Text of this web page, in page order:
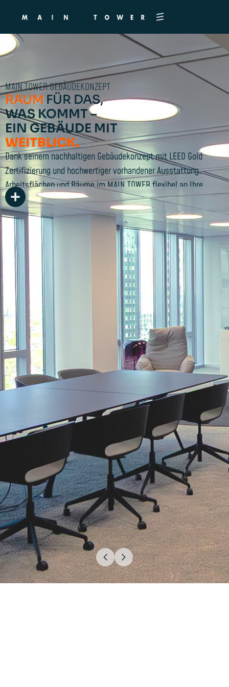
MAIN TOWER GEBÄUDEKONZEPT
RAUM FÜR DAS,
WAS KOMMT –
EIN GEBÄUDE MIT
WEITBLICK.
Dank seinem nachhaltigen Gebäudekonzept mit LEED Gold
Zertifizierung und hochwertiger vorhandener Ausstattung,
Arbeitsflächen und Räume im MAIN TOWER flexibel an Ihre
Bedürfnisse als Nutzer anpassen. Innovative New-Work- und
vielfältige Nutzungskonzepte lassen sich ebenso
verwirklichen, wie kultivierte Räumlichkeiten und klassische
Büroräume.
Durch das differenzierte Ausbaukonzept sind Sie auch in
Zukunft bestens auf sich wandelnde Arbeitsprozesse und
veränderte Organisationsstrukturen vorbereitet.